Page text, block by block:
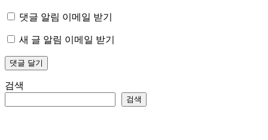
댓글 알림 이메일 받기
새 글 알림 이메일 받기
검색
검색